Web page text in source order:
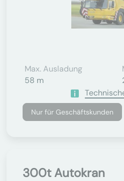
Max. Ausladung
58 m
Nur für Geschäftskunden
300t Autokran